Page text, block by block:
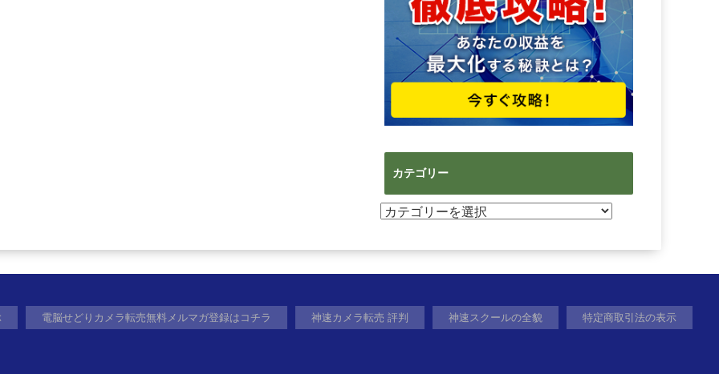
カテゴリー
カ
ー
電脳せどりカメラ転売無料メルマガ登録はコチラ 神速カメラ転売 評判 神速スクールの全貌 特定商取引法の表示